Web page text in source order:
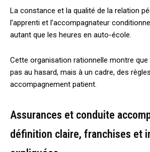
La constance et la qualité de la relation
l’apprenti et l’accompagnateur
autant que les heures en auto-école.
Cette organisation rationnelle montre
pas au hasard, mais à un cadre, des
accompagnement patient.
Assurances et conduite
définition claire, franchises et